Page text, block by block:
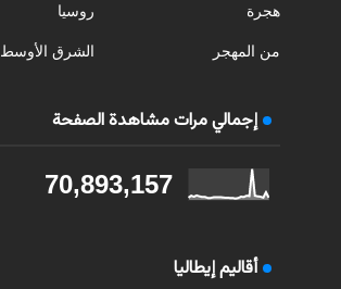
هجرة
من المهجر
روسيا
الشرق الأوسط
إجمالي مرات مشاهدة الصفحة
70,893,157
أقاليم إيطاليا